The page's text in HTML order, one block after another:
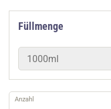
Füllmenge
1000ml
Anzahl